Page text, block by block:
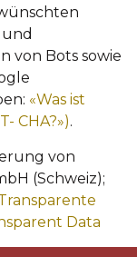
von Bots sowie
«Was ist
CHA?»).
von
(Schweiz);
Data